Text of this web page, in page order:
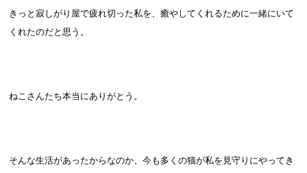
きっと寂しがり屋で疲れ切った私を、癒やしてくれるために一緒にいて
くれたのだと思う。
ねこさんたち本当にありがとう。
そんな生活があったからなのか、今も多くの猫が私を見守りにやってき